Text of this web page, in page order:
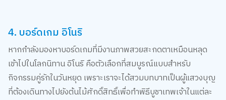
หากกำลังมองหาบอร์ดเกมที่มีงานภาพสวยสะกดตาเหมือนหลุด
เข้าไปในโลกนิทาน อิโนริ คือตัวเลือกที่สมบูรณ์แบบสำหรับ
กิจกรรมคู่รักในวันหยุด เพราะเราจะได้สวมบทบาทเป็นผู้แสวงบุญ
ที่ต้องเดินทางไปยังต้นไม้ศักดิ์สิทธิ์เพื่อทำพิธีบูชาเทพเจ้าในแต่ละ
ฤดูกาล ความโดดเด่นของเกมนี้คือการวางแผนใช้โทเคนคำ